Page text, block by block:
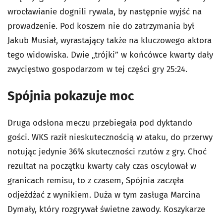
wrocławianie dognili rywala, by następnie wyjść na
prowadzenie. Pod koszem nie do zatrzymania był
Jakub Musiał, wyrastający także na kluczowego aktora
tego widowiska. Dwie „trójki” w końcówce kwarty dały
zwycięstwo gospodarzom w tej części gry 25:24.
Spójnia pokazuje moc
Druga odsłona meczu przebiegała pod dyktando
gości. WKS raził nieskutecznością w ataku, do przerwy
notując jedynie 36% skuteczności rzutów z gry. Choć
rezultat na początku kwarty cały czas oscylował w
granicach remisu, to z czasem, Spójnia zaczęła
odjeżdżać z wynikiem. Duża w tym zasługa Marcina
Dymały, który rozgrywał świetne zawody. Koszykarze